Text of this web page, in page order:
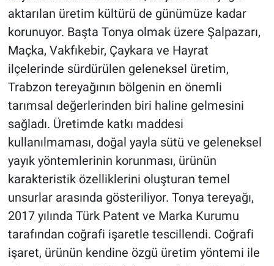
aktarılan üretim kültürü de günümüze kadar
korunuyor. Başta Tonya olmak üzere Şalpazarı,
Maçka, Vakfıkebir, Çaykara ve Hayrat
ilçelerinde sürdürülen geleneksel üretim,
Trabzon tereyağının bölgenin en önemli
tarımsal değerlerinden biri haline gelmesini
sağladı. Üretimde katkı maddesi
kullanılmaması, doğal yayla sütü ve geleneksel
yayık yöntemlerinin korunması, ürünün
karakteristik özelliklerini oluşturan temel
unsurlar arasında gösteriliyor. Tonya tereyağı,
2017 yılında Türk Patent ve Marka Kurumu
tarafından coğrafi işaretle tescillendi. Coğrafi
işaret, ürünün kendine özgü üretim yöntemi ile